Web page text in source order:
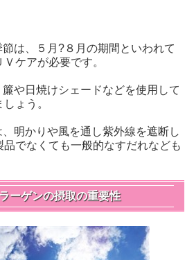
は、５月?８月の期間といわれて
ケアが必要です。
や日焼けシェードなどを使用して
ょう。
明かりや風を通し紫外線を遮断し
品でなくても一般的なすだれなども
ーゲンの摂取の重要性